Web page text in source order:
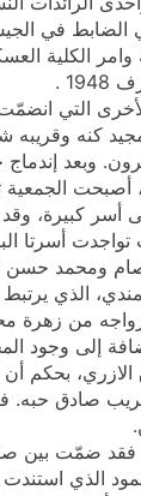
الضابط في
الكلية
التي
كنه وقريبه
وبعد إندماج
أصبحت
كبيرة، وقد
تواجدت أسرتا
ومحمد حسن
الذي
من زهرة
إلى وجود
بحكم أن
صادق حبه.
فقد ضمّت بين
الذي